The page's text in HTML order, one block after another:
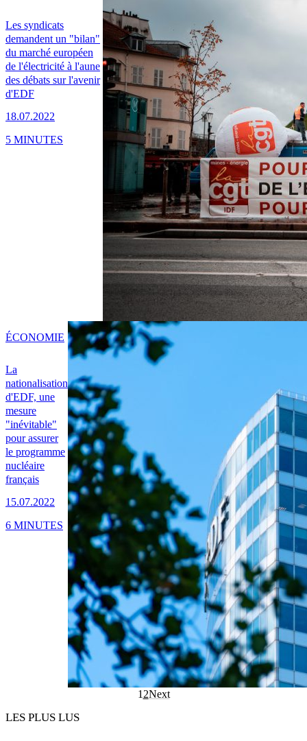
Les syndicats
demandent un "bilan"
du marché européen
de l'électricité à l'aune
des débats sur l'avenir
d'EDF
18.07.2022
5 MINUTES
La
nationalisation
d'EDF, une
mesure
"inévitable"
pour assurer
le programme
nucléaire
français
15.07.2022
ÉCONOMIE
6 MINUTES
1 2Next
LES PLUS LUS